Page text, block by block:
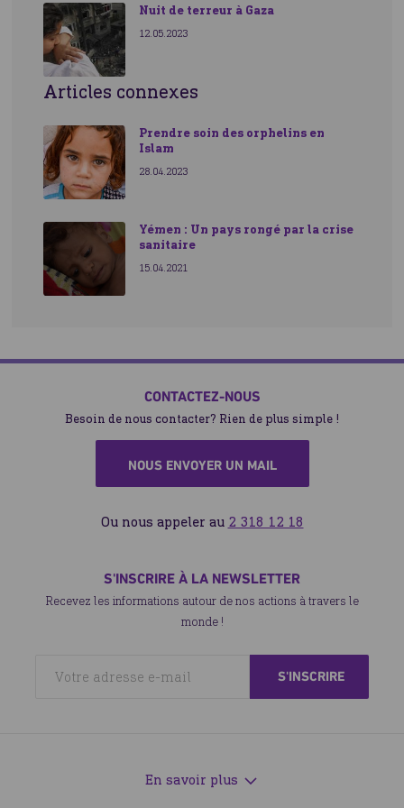
Nuit de terreur à Gaza
12.05.2023
Articles connexes
Prendre soin des orphelins en
Islam
28.04.2023
Yémen : Un pays rongé par la crise
sanitaire
15.04.2021
CONTACTEZ-NOUS
Besoin de nous contacter? Rien de plus simple !
NOUS ENVOYER UN MAIL
Ou nous appeler au 2 318 12 18
S'INSCRIRE À LA NEWSLETTER
Recevez les informations autour de nos actions à travers le
monde !
En savoir plus